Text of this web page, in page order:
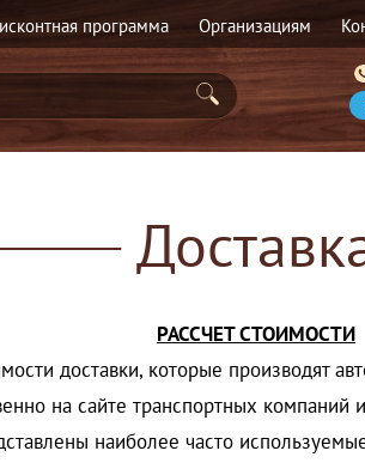
программа Организациям
РАССЧЕТ СТОИМОСТИ
доставки, которые производят
на сайте транспортных
наиболее часто